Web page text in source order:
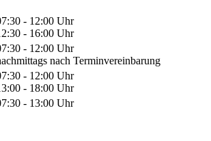
- 12:00 Uhr
- 16:00 Uhr
- 12:00 Uhr
nach Terminvereinbarung
- 12:00 Uhr
- 18:00 Uhr
- 13:00 Uhr